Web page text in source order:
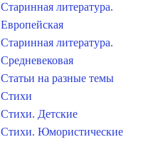
Старинная литература.
Европейская
Старинная литература.
Средневековая
Статьи на разные темы
Стихи
Стихи. Детские
Стихи. Юмористические